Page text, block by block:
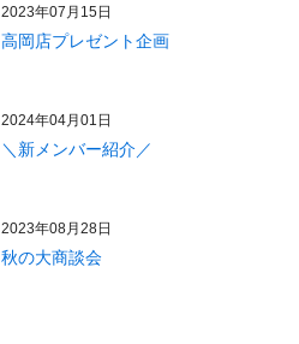
2023年07月15日
高岡店プレゼント企画
2024年04月01日
＼新メンバー紹介／
2023年08月28日
秋の大商談会